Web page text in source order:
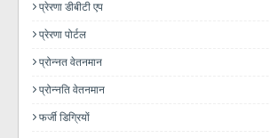
प्रेरणा डीबीटी एप
प्रेरणा पोर्टल
प्रोन्नत वेतनमान
प्रोन्नति वेतनमान
फर्जी डिग्रियों